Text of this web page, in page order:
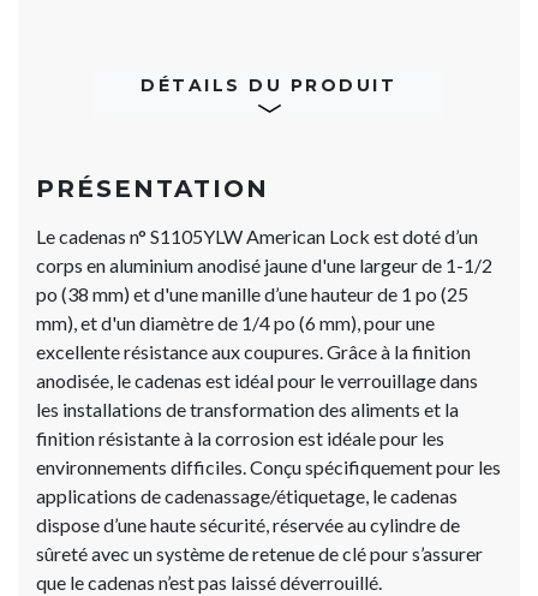
DÉTAILS DU PRODUIT
PRÉSENTATION
Le cadenas n° S1105YLW American Lock est doté d’un
corps en aluminium anodisé jaune d'une largeur de 1-1/2
po (38 mm) et d'une manille d’une hauteur de 1 po (25
mm), et d'un diamètre de 1/4 po (6 mm), pour une
excellente résistance aux coupures. Grâce à la finition
anodisée, le cadenas est idéal pour le verrouillage dans
les installations de transformation des aliments et la
finition résistante à la corrosion est idéale pour les
environnements difficiles. Conçu spécifiquement pour les
applications de cadenassage/étiquetage, le cadenas
dispose d’une haute sécurité, réservée au cylindre de
sûreté avec un système de retenue de clé pour s’assurer
que le cadenas n’est pas laissé déverrouillé.